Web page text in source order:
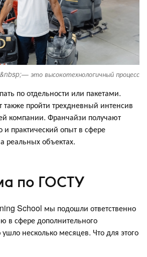
это высокотехнологичный процесс
по отдельности или пакетами.
также пройти трехдневный интенсив
компании. Франчайзи получают
и практический опыт в сфере
реальных объектах.
по ГОСТУ
School мы подошли ответственно
в сфере дополнительного
несколько месяцев. Что для этого